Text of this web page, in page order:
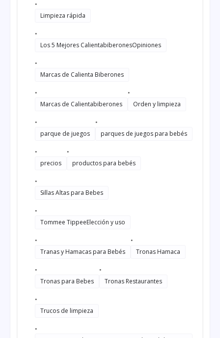
Limpieza rápida
Los 5 Mejores CalientabiberonesOpiniones
Marcas de Calienta Biberones
Marcas de Calientabiberones Orden y limpieza
parque de juegos parques de juegos para bebés
precios productos para bebés
Sillas Altas para Bebes
Tommee TippeeElección y uso
Tranas y Hamacas para Bebés Tronas Hamaca
Tronas para Bebes Tronas Restaurantes
Trucos de limpieza